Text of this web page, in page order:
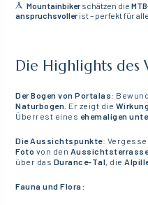
Mountainbikerschätzen die
anspruchsvollerist – perfekt für
Die Highlights des
Der Bogen von Portalas:
Naturbogen. Er zeigt die
Überrest eines ehemaligen
Die Aussichtspunkte:
Foto von den
über das Durance-Tal, die
Fauna und Flora: